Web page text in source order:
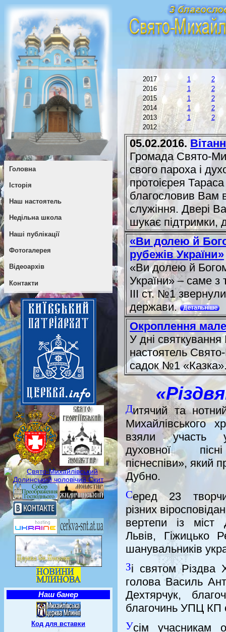
Головна
Історія
Наш настоятель
Недільна школа
Наші публікації
Фотогалерея
Відеоархів
Контакти
Наш банер
Код для вставки
2017 1
2
2016
1
2
2015
1
2
2014
1
2
2013
1
2
2012
05.02.2016.
Громада Свято-
свого пароха і
протоієрея
благословив Вам
служіння. Двері
шукає підтримки,
«Ви долею й
рубежів України»
«Ви долею й
України» – саме
ІІІ ст. №1
держави.
Окроплення
У дні
настоятель
садок №1
Дитячий та
Михайлівського
взяли участь
духовної
піснеспіви», який
Дубно.
Серед 23
різних
вертепи із міст
Львів, Гіжицько
шанувальників
Зі святом Різдва
голова Василь
Дехтярчук,
благочинь УПЦ КП
Усім учасникам